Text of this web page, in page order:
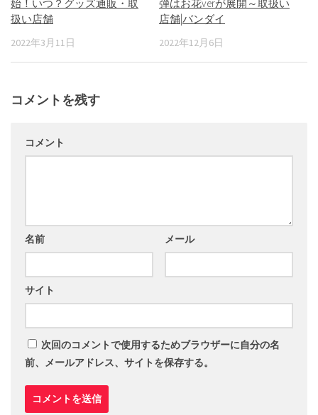
始！いつ？グッズ通販・取
扱い店舗
2022年3月11日
弾はお花verが展開～取扱い
店舗|バンダイ
2022年12月6日
コメントを残す
コメント
名前 メール
サイト
次回のコメントで使用するためブラウザーに自分の名
前、メールアドレス、サイトを保存する。